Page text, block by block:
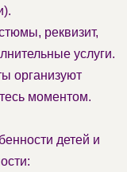
реквизит,
услуги.
организуют
моментом.
детей и